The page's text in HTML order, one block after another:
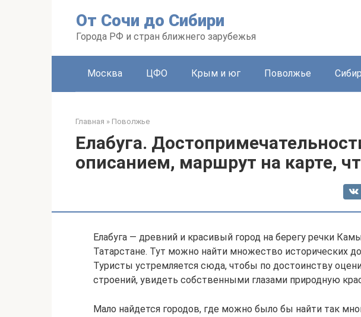
От Сочи до Сибири
Города РФ и стран ближнего зарубежья
Москва ЦФО Крым и юг Поволжье
Главная » Поволжье
Елабуга.
описанием, маршрут на карте,
Елабуга — древний и красивый город на берегу речки
Татарстане. Тут можно найти множество исторических
Туристы устремляется сюда, чтобы по достоинству
строений, увидеть собственными глазами природную
Мало найдется городов, где можно было бы найти так